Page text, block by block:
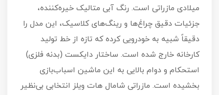
میلادی مازراتی است. رنگ آبی متالیک خیره‌کننده،
جزئیات دقیق چراغ‌ها و رینگ‌های کلاسیک، این مدل را
دقیقاً شبیه به خودرویی کرده که تازه از خط تولید
کارخانه خارج شده است. ساختار دایکست (بدنه فلزی)
استحکام و دوام بالایی به این ماشین اسباب‌بازی
بخشیده است. مازراتی شامال هات ویلز انتخابی بی‌نظیر